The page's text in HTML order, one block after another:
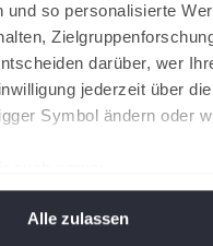
so personalisierte
darüber, wer
jederzeit über
Symbol ändern oder
Alle zulassen
in der Badenliga